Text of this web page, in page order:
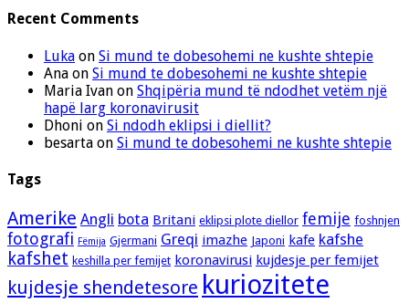
Recent Comments
Luka on Si mund te dobesohemi ne kushte shtepie
Ana on Si mund te dobesohemi ne kushte shtepie
Maria Ivan on Shqipëria mund të ndodhet vetëm një
hapë larg koronavirusit
Dhoni on Si ndodh eklipsi i diellit?
besarta on Si mund te dobesohemi ne kushte shtepie
Tags
Amerike Angli bota Britani eklipsi plote diellor femije foshnjen
fotografi Fëmija Gjermani Greqi imazhe Japoni kafe kafshe
kafshet keshilla per femijet koronavirusi kujdesje per femijet
kujdesje shendetesore kuriozitete